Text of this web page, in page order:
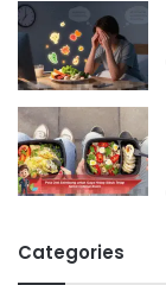
Categories